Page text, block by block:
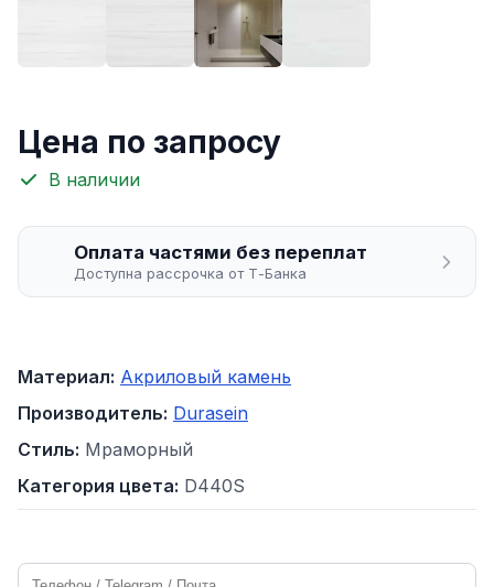
Цена по запросу
В наличии
Оплата частями без переплат
Доступна рассрочка от Т-Банка
Материал: Акриловый камень
Производитель: Durasein
Стиль: Мраморный
Категория цвета: D440S